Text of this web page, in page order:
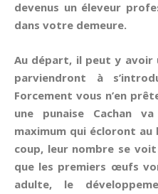
devenus un éleveur
dans votre demeure.
Au départ, il peut y avoir
parviendront à
Forcement vous n’en
une punaise Cachan
maximum qui écloront au
coup, leur nombre se
que les premiers œufs
adulte, le